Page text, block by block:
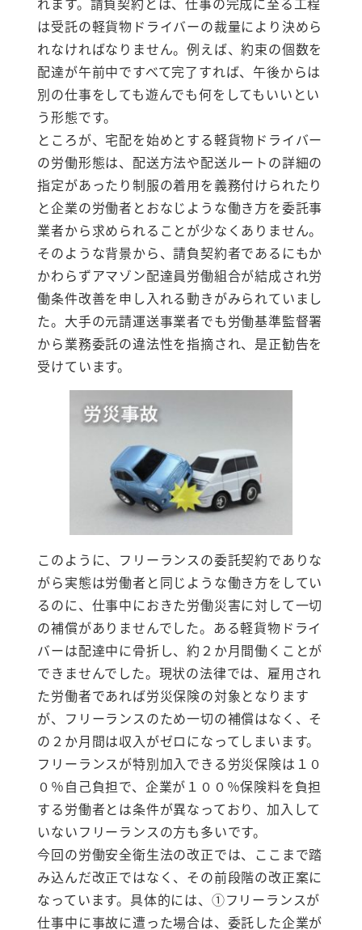
は受託の軽貨物ドライバーの裁量により決めら
れなければなりません。例えば、約束の個数を
配達が午前中ですべて完了すれば、午後からは
別の仕事をしても遊んでも何をしてもいいとい
う形態です。
ところが、宅配を始めとする軽貨物ドライバー
の労働形態は、配送方法や配送ルートの詳細の
指定があったり制服の着用を義務付けられたり
と企業の労働者とおなじような働き方を委託事
業者から求められることが少なくありません。
そのような背景から、請負契約者であるにもか
かわらずアマゾン配達員労働組合が結成され労
働条件改善を申し入れる動きがみられていまし
た。大手の元請運送事業者でも労働基準監督署
から業務委託の違法性を指摘され、是正勧告を
受けています。
このように、フリーランスの委託契約でありな
がら実態は労働者と同じような働き方をしてい
るのに、仕事中におきた労働災害に対して一切
の補償がありませんでした。ある軽貨物ドライ
バーは配達中に骨折し、約２か月間働くことが
できませんでした。現状の法律では、雇用され
た労働者であれば労災保険の対象となります
が、フリーランスのため一切の補償はなく、そ
の２か月間は収入がゼロになってしまいます。
フリーランスが特別加入できる労災保険は１０
０％自己負担で、企業が１００％保険料を負担
する労働者とは条件が異なっており、加入して
いないフリーランスの方も多いです。
今回の労働安全衛生法の改正では、ここまで踏
み込んだ改正ではなく、その前段階の改正案に
なっています。具体的には、①フリーランスが
仕事中に事故に遭った場合は、委託した企業が